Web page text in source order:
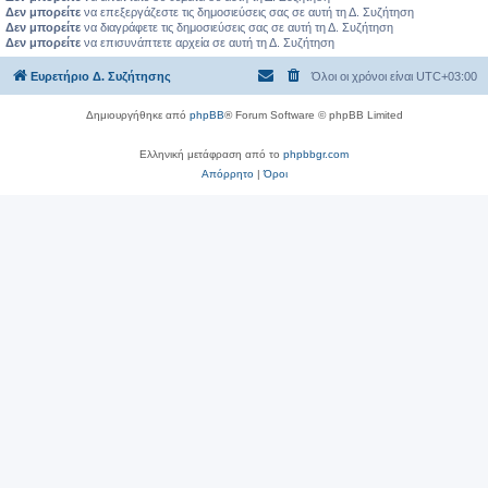
Δεν μπορείτε να επεξεργάζεστε τις δημοσιεύσεις σας σε αυτή τη Δ. Συζήτηση
Δεν μπορείτε να διαγράφετε τις δημοσιεύσεις σας σε αυτή τη Δ. Συζήτηση
Δεν μπορείτε να επισυνάπτετε αρχεία σε αυτή τη Δ. Συζήτηση
Ευρετήριο Δ. Συζήτησης Όλοι οι χρόνοι είναι UTC+03:00
Δημιουργήθηκε από phpBB® Forum Software © phpBB Limited
Ελληνική μετάφραση από το phpbbgr.com
Απόρρητο|Όροι